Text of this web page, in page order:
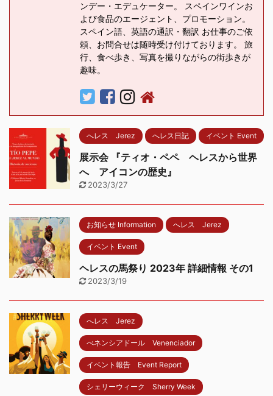
ンデー・エデュケーター。 スペインワインお
よび食品のエージェント、プロモーション。
スペイン語、英語の通訳・翻訳 お仕事のご依
頼、お問合せは随時受け付けております。 旅
行、食べ歩き、写真を撮りながらの街歩きが
趣味。
へレス Jerez へレス日記 イベント Event
展示会 『ティオ・ペペ ヘレスから世界
へ アイコンの歴史』
2023/3/27
お知らせ Information へレス Jerez
イベント Event
ヘレスの馬祭り 2023年 詳細情報 その1
2023/3/19
へレス Jerez
べネンシアドール Venenciador
イベント報告 Event Report
シェリーウィーク Sherry Week